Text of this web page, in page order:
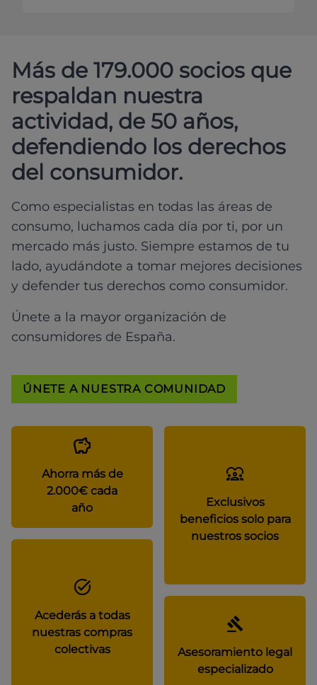
Más de 179.000 socios que
respaldan nuestra
actividad, de 50 años,
defendiendo los derechos
del consumidor.
Como especialistas en todas las áreas de
consumo, luchamos cada día por ti, por un
mercado más justo. Siempre estamos de tu
lado, ayudándote a tomar mejores decisiones
y defender tus derechos como consumidor.
Únete a la mayor organización de
consumidores de España.
ÚNETE A NUESTRA COMUNIDAD
Ahorra más de
2.000€ cada
año
Exclusivos
beneficios solo para
nuestros socios
Acederás a todas
nuestras compras
colectivas
Asesoramiento legal
especializado